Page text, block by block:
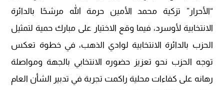
“الأحرار” تزكية محمد الأمين حرمة الله مرشحًا بالدائرة
الانتخابية لأوسرد، فيما وقع الاختيار على مبارك حمية لتمثيل
الحزب بالدائرة الانتخابية لوادي الذهب، في خطوة تعكس
توجه الحزب نحو تعزيز حضوره الانتخابي بالجهة ومواصلة
رهانه على كفاءات محلية راكمت تجربة في تدبير الشأن العام